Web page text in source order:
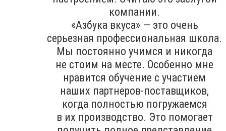
компании.
«Азбука вкуса» — это очень
серьезная профессиональная школа.
Мы постоянно учимся и никогда
не стоим на месте. Особенно мне
нравится обучение с участием
наших партнеров-поставщиков,
когда полностью погружаемся
в их производство. Это помогает